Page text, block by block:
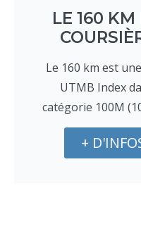
LE 160 KM
Le 160 km est
UTMB Index
catégorie 100M
+